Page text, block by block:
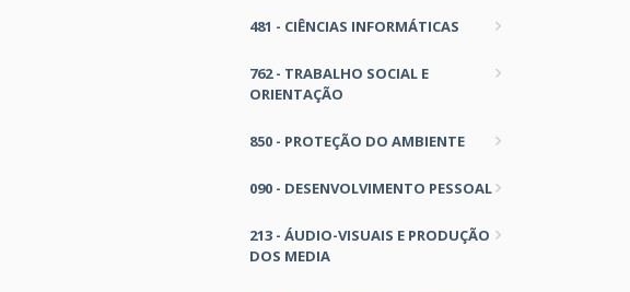
481 - CIÊNCIAS INFORMÁTICAS
762 - TRABALHO SOCIAL E
ORIENTAÇÃO
850 - PROTEÇÃO DO AMBIENTE
090 - DESENVOLVIMENTO PESSOAL
213 - ÁUDIO-VISUAIS E PRODUÇÃO
DOS MEDIA